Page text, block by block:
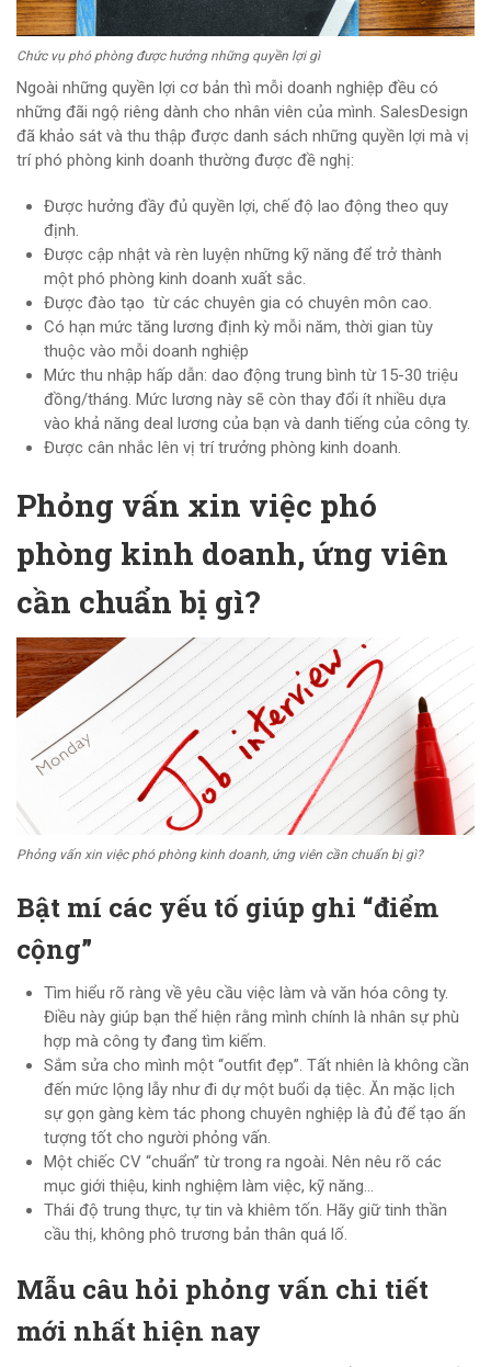
Chức vụ phó phòng được hưởng những quyền lợi gì
Ngoài những quyền lợi cơ bản thì mỗi doanh nghiệp đều có
những đãi ngộ riêng dành cho nhân viên của mình. SalesDesign
đã khảo sát và thu thập được danh sách những quyền lợi mà vị
trí phó phòng kinh doanh thường được đề nghị:
Được hưởng đầy đủ quyền lợi, chế độ lao động theo quy
định.
Được cập nhật và rèn luyện những kỹ năng để trở thành
một phó phòng kinh doanh xuất sắc.
Được đào tạo từ các chuyên gia có chuyên môn cao.
Có hạn mức tăng lương định kỳ mỗi năm, thời gian tùy
thuộc vào mỗi doanh nghiệp
Mức thu nhập hấp dẫn: dao động trung bình từ 15-30 triệu
đồng/tháng. Mức lương này sẽ còn thay đổi ít nhiều dựa
vào khả năng deal lương của bạn và danh tiếng của công ty.
Được cân nhắc lên vị trí trưởng phòng kinh doanh.
Phỏng vấn xin việc phó
phòng kinh doanh, ứng viên
cần chuẩn bị gì?
Phỏng vấn xin việc phó phòng kinh doanh, ứng viên cần chuẩn bị gì?
Bật mí các yếu tố giúp ghi “điểm
cộng”
Tìm hiểu rõ ràng về yêu cầu việc làm và văn hóa công ty.
Điều này giúp bạn thể hiện rằng mình chính là nhân sự phù
hợp mà công ty đang tìm kiếm.
Sắm sửa cho mình một “outfit đẹp”. Tất nhiên là không cần
đến mức lộng lẫy như đi dự một buổi dạ tiệc. Ăn mặc lịch
sự gọn gàng kèm tác phong chuyên nghiệp là đủ để tạo ấn
tượng tốt cho người phỏng vấn.
Một chiếc CV “chuẩn” từ trong ra ngoài. Nên nêu rõ các
mục giới thiệu, kinh nghiệm làm việc, kỹ năng…
Thái độ trung thực, tự tin và khiêm tốn. Hãy giữ tinh thần
cầu thị, không phô trương bản thân quá lố.
Mẫu câu hỏi phỏng vấn chi tiết
mới nhất hiện nay